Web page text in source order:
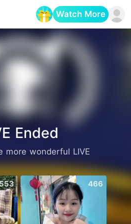
Watch More
Ended
more wonderful LIVE
466